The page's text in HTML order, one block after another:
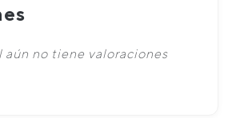
aún no tiene valoraciones